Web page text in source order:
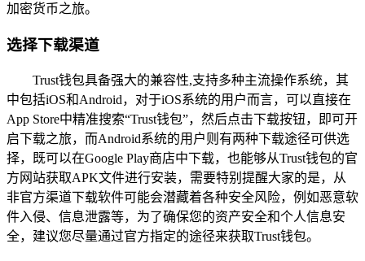
加密货币之旅。
选择下载渠道
Trust钱包具备强大的兼容性,支持多种主流操作系统，其
中包括iOS和Android，对于iOS系统的用户而言，可以直接在
App Store中精准搜索“Trust钱包”，然后点击下载按钮，即可开
启下载之旅，而Android系统的用户则有两种下载途径可供选
择，既可以在Google Play商店中下载，也能够从Trust钱包的官
方网站获取APK文件进行安装，需要特别提醒大家的是，从
非官方渠道下载软件可能会潜藏着各种安全风险，例如恶意软
件入侵、信息泄露等，为了确保您的资产安全和个人信息安
全，建议您尽量通过官方指定的途径来获取Trust钱包。